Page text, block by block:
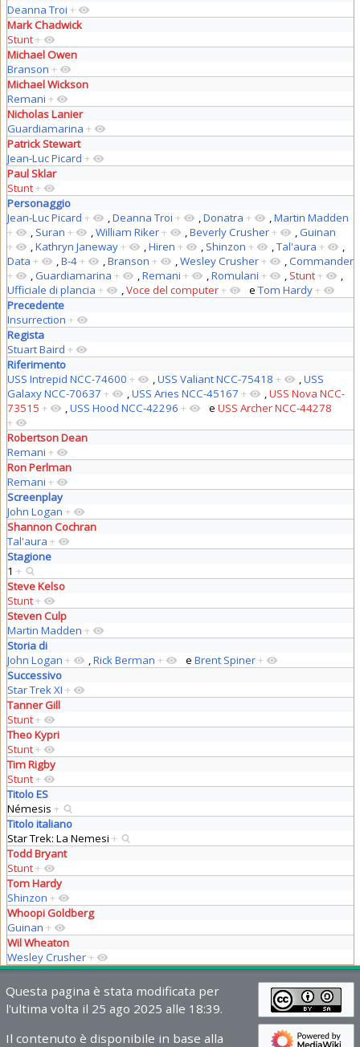
Deanna Troi +
Mark Chadwick
Stunt+
Michael Owen
Branson +
Michael Wickson
Remani +
Nicholas Lanier
Guardiamarina +
Patrick Stewart
Jean-Luc Picard +
Paul Sklar
Stunt+
Personaggio
Jean-Luc Picard + ,Deanna Troi + ,Donatra + ,Martin Madden
+
, Suran + ,William Riker+ ,Beverly Crusher+ ,Guinan
+
,Kathryn Janeway+ ,Hiren + , Shinzon + ,Tal'aura +
,
Data + ,B-4+ ,Branson + ,Wesley Crusher+ ,Commander
+
,Guardiamarina + ,Remani + ,Romulani + , Stunt+
,
Ufficiale di plancia + ,Voce del computer+ eTom Hardy+
Precedente
Insurrection +
Regista
Stuart Baird +
Riferimento
USS Intrepid NCC-74600 + ,USS Valiant NCC-75418 + ,USS
Galaxy NCC-70637 + ,USS Aries NCC-45167 + ,USS Nova NCC-
73515 + ,USS Hood NCC-42296 + e USS Archer NCC-44278
+
Robertson Dean
Remani +
Ron Perlman
Remani +
Screenplay
John Logan +
Shannon Cochran
Tal'aura +
Stagione
1 +
Steve Kelso
Stunt+
Steven Culp
Martin Madden +
Storia di
John Logan + ,Rick Berman + e Brent Spiner+
Successivo
Star Trek XI +
Tanner Gill
Stunt+
Theo Kypri
Stunt+
Tim Rigby
Stunt+
Titolo ES
Némesis +
Titolo italiano
Star Trek: La Nemesi +
Todd Bryant
Stunt+
Tom Hardy
Shinzon +
Whoopi Goldberg
Guinan +
Wil Wheaton
Wesley Crusher+
Questa pagina è stata modificata per
l'ultima volta il 25 ago 2025 alle 18:39.
Il contenuto è disponibile in base alla